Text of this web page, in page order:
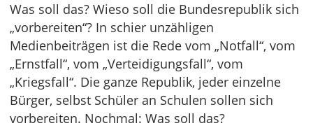
Was soll das? Wieso soll die Bundesrepublik sich
„vorbereiten“? In schier unzähligen
Medienbeiträgen ist die Rede vom „Notfall“, vom
„Ernstfall“, vom „Verteidigungsfall“, vom
„Kriegsfall“. Die ganze Republik, jeder einzelne
Bürger, selbst Schüler an Schulen sollen sich
vorbereiten. Nochmal: Was soll das?